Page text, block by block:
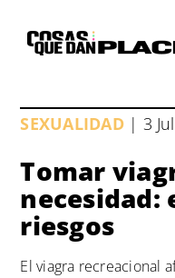
contenido
SEXUALIDAD| 3
Tomar
necesidad:
riesgos
El viagra recreacional